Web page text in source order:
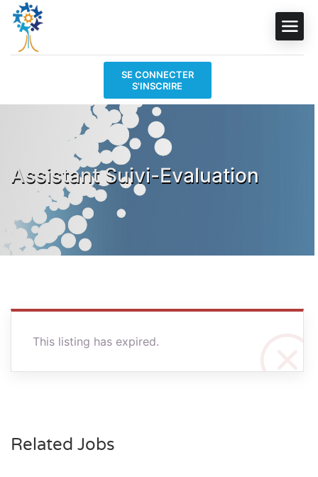
SE CONNECTER
S'INSCRIRE
Assistant Suivi-Evaluation
This listing has expired.
Related Jobs